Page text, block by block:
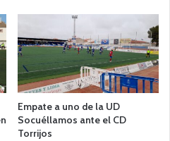
Empate a uno de la UD
Socuéllamos ante el CD
Torrijos